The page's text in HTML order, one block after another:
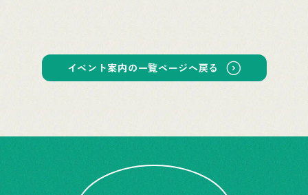
イベント案内の一覧ページへ戻る